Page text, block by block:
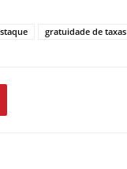
gratuidade de taxas